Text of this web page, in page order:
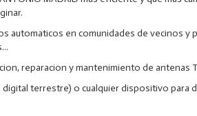
en comunidades de vecinos y
reparacion y mantenimiento de antenas
terrestre) o cualquier dispositivo